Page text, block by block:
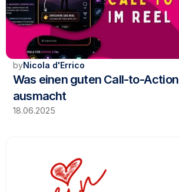
byNicola d'Errico
Was einen guten Call-to-Action
ausmacht
18.06.2025